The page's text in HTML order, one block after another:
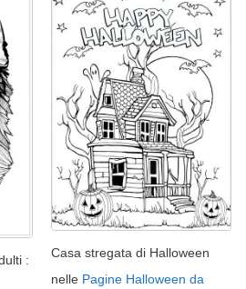
:
Casa stregata di Halloween
nelle Pagine Halloween da